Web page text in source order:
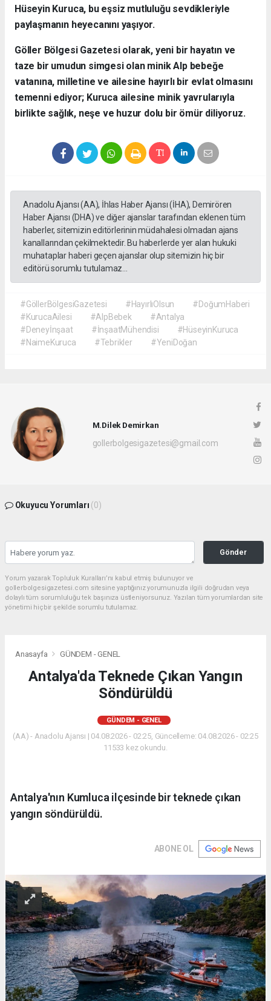
Hüseyin Kuruca, bu eşsiz mutluluğu sevdikleriyle
paylaşmanın heyecanını yaşıyor.
​Göller Bölgesi Gazetesi olarak, yeni bir hayatın ve
taze bir umudun simgesi olan minik Alp bebeğe
vatanına, milletine ve ailesine hayırlı bir evlat olmasını
temenni ediyor; Kuruca ailesine minik yavrularıyla
birlikte sağlık, neşe ve huzur dolu bir ömür diliyoruz.
Anadolu Ajansı (AA), İhlas Haber Ajansı (İHA), Demirören
Haber Ajansı (DHA) ve diğer ajanslar tarafından eklenen tüm
haberler, sitemizin editörlerinin müdahalesi olmadan ajans
kanallarından çekilmektedir. Bu haberlerde yer alan hukuki
muhataplar haberi geçen ajanslar olup sitemizin hiç bir
editörü sorumlu tutulamaz...
#GöllerBölgesiGazetesi #HayırlıOlsun
#DoğumHaberi
#KurucaAilesi
#AlpBebek
#Antalya
#Deneyİnşaat
#İnşaatMühendisi
#HüseyinKuruca
#NaimeKuruca
#Tebrikler #YeniDoğan
M.Dilek Demirkan
gollerbolgesigazetesi@gmail.com
Okuyucu Yorumları (0)
Gönder
Yorum yazarak Topluluk Kuralları’nı kabul etmiş bulunuyor ve
gollerbolgesigazetesi.com sitesine yaptığınız yorumunuzla ilgili doğrudan veya
dolaylı tüm sorumluluğu tek başınıza üstleniyorsunuz. Yazılan tüm yorumlardan site
yönetimi hiçbir şekilde sorumlu tutulamaz.
Anasayfa GÜNDEM - GENEL
Antalya'da Teknede Çıkan Yangın
Söndürüldü
GÜNDEM - GENEL
(AA) - Anadolu Ajansı | 04.08.2026 - 02:25, Güncelleme: 04.08.2026 - 02:25
11533 kez okundu.
Antalya'nın Kumluca ilçesinde bir teknede çıkan
yangın söndürüldü.
ABONE OL